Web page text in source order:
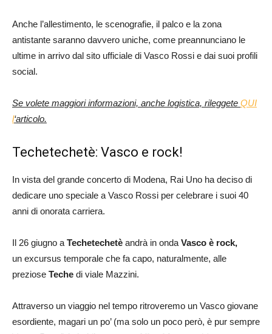
Anche l’allestimento, le scenografie, il palco e la zona
antistante saranno davvero uniche, come preannunciano le
ultime in arrivo dal sito ufficiale di Vasco Rossi e dai suoi profili
social.
Se volete maggiori informazioni, anche logistica, rileggete QUI
l‘articolo.
Techetechetè: Vasco e rock!
In vista del grande concerto di Modena, Rai Uno ha deciso di
dedicare uno speciale a Vasco Rossi per celebrare i suoi 40
anni di onorata carriera.
Il 26 giugno a Techetechetè andrà in onda Vasco è rock,
un excursus temporale che fa capo, naturalmente, alle
preziose Teche di viale Mazzini.
Attraverso un viaggio nel tempo ritroveremo un Vasco giovane
esordiente, magari un po’ (ma solo un poco però, è pur sempre